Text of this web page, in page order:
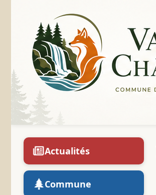
Actualités
Commune